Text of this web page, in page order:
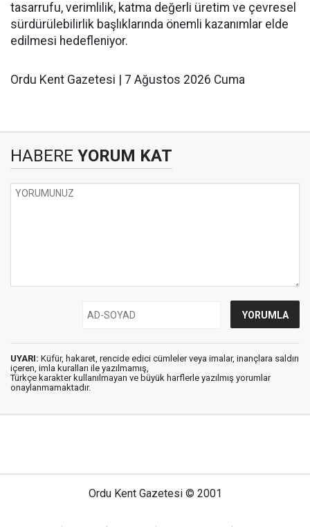
tasarrufu, verimlilik, katma değerli üretim ve çevresel
sürdürülebilirlik başlıklarında önemli kazanımlar elde
edilmesi hedefleniyor.
Ordu Kent Gazetesi | 7 Ağustos 2026 Cuma
HABERE YORUM KAT
UYARI: Küfür, hakaret, rencide edici cümleler veya imalar, inançlara saldırı
içeren, imla kuralları ile yazılmamış,
Türkçe karakter kullanılmayan ve büyük harflerle yazılmış yorumlar
onaylanmamaktadır.
Ordu Kent Gazetesi © 2001